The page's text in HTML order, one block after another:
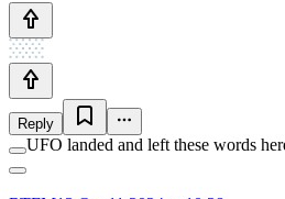
Reply
UFO landed and left these words